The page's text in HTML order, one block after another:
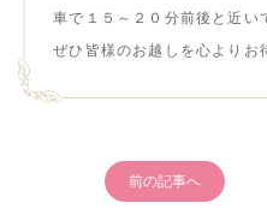
車で１５～２０分前後と近い
ぜひ皆様のお越しを心よりお
前の記事へ